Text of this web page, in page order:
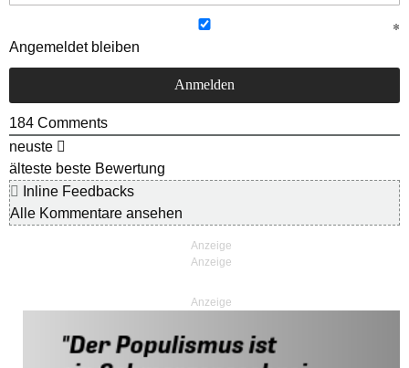
Angemeldet bleiben
184 Comments
neuste
älteste beste Bewertung
Inline Feedbacks
Alle Kommentare ansehen
Anzeige